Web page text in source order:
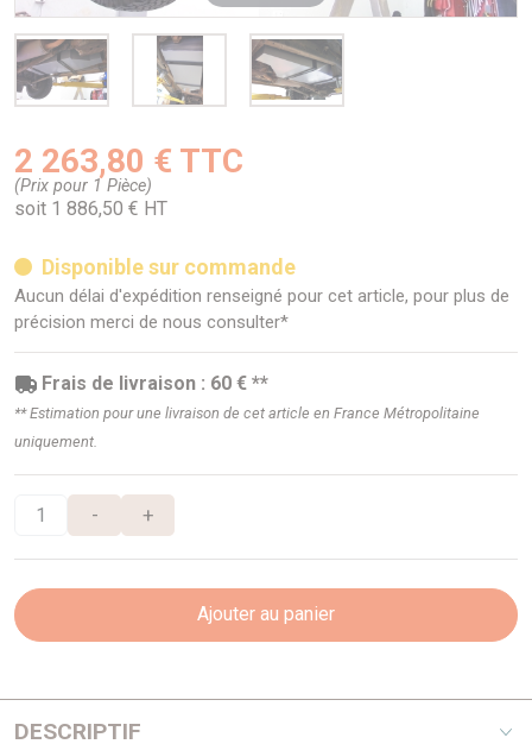
2 263,80 € TTC
(Prix pour 1 Pièce)
soit 1 886,50 € HT
Disponible sur commande
Aucun délai d'expédition renseigné pour cet article, pour plus de
précision merci de nous consulter*
Frais de livraison : 60 € **
** Estimation pour une livraison de cet article en France Métropolitaine
uniquement.
- +
Ajouter au panier
DESCRIPTIF